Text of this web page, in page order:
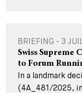
BRIEFING - 3
Swiss Supreme
to Forum
In a landmark
(4A_481/2025,